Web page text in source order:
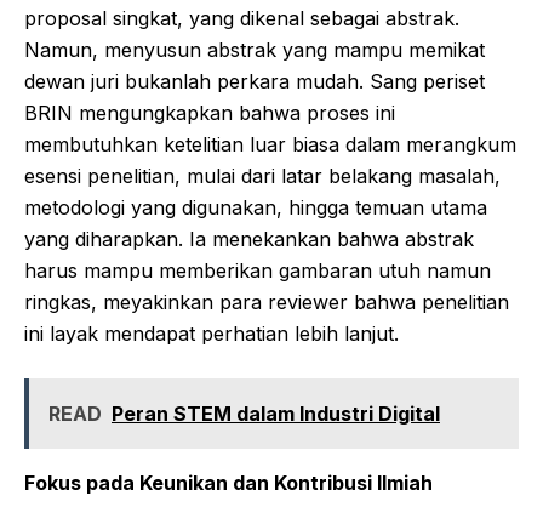
proposal singkat, yang dikenal sebagai abstrak.
Namun, menyusun abstrak yang mampu memikat
dewan juri bukanlah perkara mudah. Sang periset
BRIN mengungkapkan bahwa proses ini
membutuhkan ketelitian luar biasa dalam merangkum
esensi penelitian, mulai dari latar belakang masalah,
metodologi yang digunakan, hingga temuan utama
yang diharapkan. Ia menekankan bahwa abstrak
harus mampu memberikan gambaran utuh namun
ringkas, meyakinkan para reviewer bahwa penelitian
ini layak mendapat perhatian lebih lanjut.
READ Peran STEM dalam Industri Digital
Fokus pada Keunikan dan Kontribusi Ilmiah